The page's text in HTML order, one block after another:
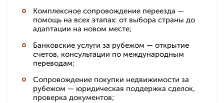
Комплексное сопровождение переезда —
помощь на всех этапах: от выбора страны до
адаптации на новом месте;
Банковские услуги за рубежом — открытие
счетов, консультации по международным
переводам;
Сопровождение покупки недвижимости за
рубежом — юридическая поддержка сделок,
проверка документов;